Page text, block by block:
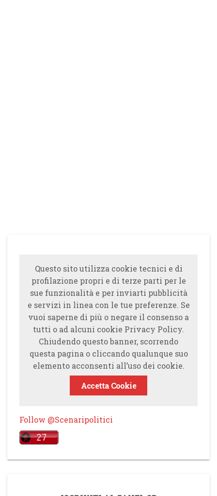
Questo sito utilizza cookie tecnici e di
profilazione propri e di terze parti per le
sue funzionalità e per inviarti pubblicità
e servizi in linea con le tue preferenze. Se
vuoi saperne di più o negare il consenso a
tutti o ad alcuni cookie Privacy Policy.
Chiudendo questo banner, scorrendo
questa pagina o cliccando qualunque suo
elemento acconsenti all’uso dei cookie.
Accetta Cookie
Follow @Scenaripolitici